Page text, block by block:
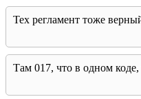
Тех регламент тоже
Там 017, что в одном